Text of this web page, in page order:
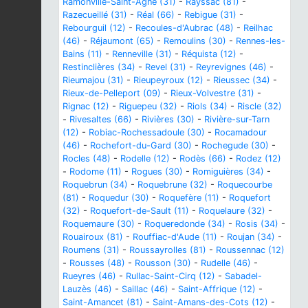
Razecueillé (31) - Réal (66) - Rebigue (31) -
Rebourguil (12) - Recoules-d'Aubrac (48) - Reilhac
(46) - Réjaumont (65) - Remoulins (30) - Rennes-les-
Bains (11) - Renneville (31) - Réquista (12) -
Restinclières (34) - Revel (31) - Reyrevignes (46) -
Rieumajou (31) - Rieupeyroux (12) - Rieussec (34) -
Rieux-de-Pelleport (09) - Rieux-Volvestre (31) -
Rignac (12) - Riguepeu (32) - Riols (34) - Riscle (32)
- Rivesaltes (66) - Rivières (30) - Rivière-sur-Tarn
(12) - Robiac-Rochessadoule (30) - Rocamadour
(46) - Rochefort-du-Gard (30) - Rochegude (30) -
Rocles (48) - Rodelle (12) - Rodès (66) - Rodez (12)
- Rodome (11) - Rogues (30) - Romiguières (34) -
Roquebrun (34) - Roquebrune (32) - Roquecourbe
(81) - Roquedur (30) - Roquefère (11) - Roquefort
(32) - Roquefort-de-Sault (11) - Roquelaure (32) -
Roquemaure (30) - Roqueredonde (34) - Rosis (34) -
Rouairoux (81) - Rouffiac-d'Aude (11) - Roujan (34) -
Roumens (31) - Roussayrolles (81) - Roussennac (12)
- Rousses (48) - Rousson (30) - Rudelle (46) -
Rueyres (46) - Rullac-Saint-Cirq (12) - Sabadel-
Lauzès (46) - Saillac (46) - Saint-Affrique (12) -
Saint-Amancet (81) - Saint-Amans-des-Cots (12) -